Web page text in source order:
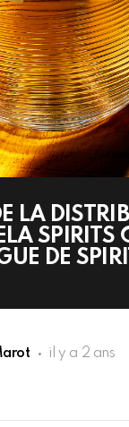
LA
SPIRITS
DE
il y a 2 ans